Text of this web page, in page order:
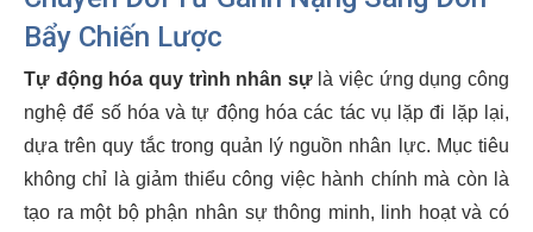
Bẩy Chiến Lược
Tự động hóa quy trình nhân sựlà việc ứng dụng công
nghệ để số hóa và tự động hóa các tác vụ lặp đi lặp lại,
dựa trên quy tắc trong quản lý nguồn nhân lực. Mục tiêu
không chỉ là giảm thiểu công việc hành chính mà còn là
tạo ra một bộ phận nhân sự thông minh, linh hoạt và có